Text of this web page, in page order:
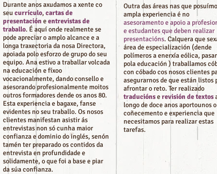
Durante anos axudamos a xente co
seu currículo, cartas de
presentación eentrevistas de
traballo. É aquí onde realmente se
pode apreciar o amplo alcance e a
longa traxectoria da nosa Directora,
apoiada polo esforzo de grupo do seu
equipo. Ana estivo a traballar volcada
na educación e fíxoo
vocacionalmente, dando consello e
asesorando profesionalmente moitos
outros formadores dende os anos 80.
Esta experiencia e bagaxe, fanse
evidentes no seu traballo. Os nosos
clientes manifestan asistir ás
entrevistas non só cunha maior
confianza e dominio do inglés, senón
tamén ter preparado os contidos da
entrevista en profundidade e
solidamente, o que foi a base e piar
da súa confianza.
Outra das áreas nas que
ampla experiencia é no
asesoramento e apoio a
e estudantes que deben realizar
presentacións. Calquera que
área de especialización (dende
polímeros a enerxía eólica,
pola educación ) traballamos
con cóbado cos nosos clientes
asegurarnos de que están listos
afrontar o reto. Ter realizado
traduciónserevisión de textos
longo de doce anos aportounos o
coñecemento e experiencia que
necesitamos para realizar estas
tarefas.